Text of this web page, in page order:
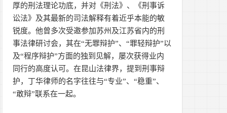
厚的刑法理论功底，并对《刑法》、《刑事诉
讼法》及其最新的司法解释有着近乎本能的敏
锐度。他曾多次受邀参加苏州及江苏省内的刑
事法律研讨会，其在“无罪辩护”、“罪轻辩护”以
及“程序辩护”方面的独到见解，屡次获得业内
同行的高度认可。在昆山法律界，提到刑事辩
护，丁华律师的名字往往与“专业”、“稳重”、
“敢辩”联系在一起。